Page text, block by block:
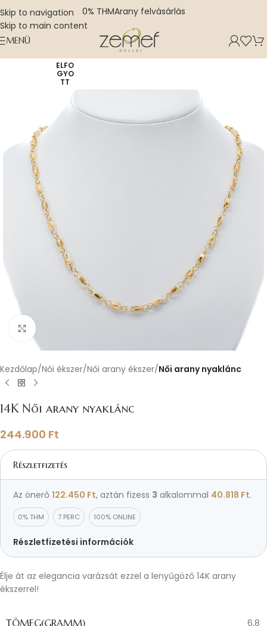
Skip to navigation
Skip to main content
0% THMArany felvásárlás
MENÜ
ELFO
GYO
TT
Nagyításhoz kattints ide
Kezdőlap Női ékszer Női arany ékszer Női arany nyaklánc
14K Női arany nyaklánc
244.900 Ft
Részletfizetés
Az önerő 122.450 Ft, aztán fizess 3 alkalommal 40.818 Ft.
0% THM 7 PERC 100% ONLINE
Részletfizetési információk
Élje át az elegancia varázsát ezzel a lenyűgöző 14K arany
ékszerrel!
TÖMEG(GRAMM) 6,8